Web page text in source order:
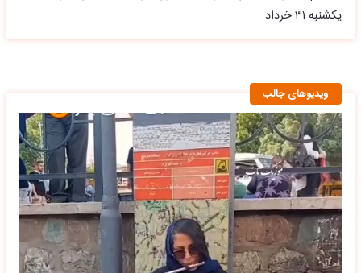
یکشنبه ۳۱ خرداد
ویدیوهای جالب